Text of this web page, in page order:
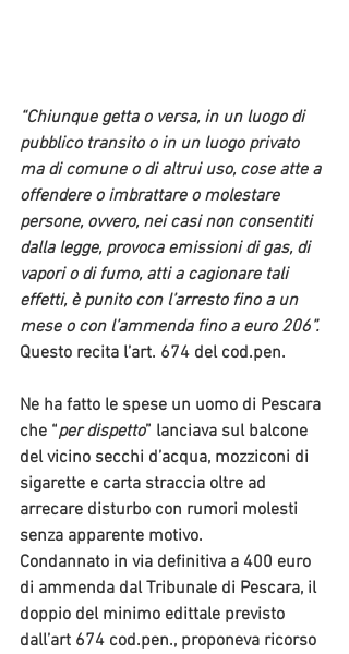
“Chiunque getta o versa, in un luogo di
pubblico transito o in un luogo privato
ma di comune o di altrui uso, cose atte a
offendere o imbrattare o molestare
persone, ovvero, nei casi non consentiti
dalla legge, provoca emissioni di gas, di
vapori o di fumo, atti a cagionare tali
effetti, è punito con l’arresto fino a un
mese o con l’ammenda fino a euro 206”.
Questo recita l’art. 674 del cod.pen.
Ne ha fatto le spese un uomo di Pescara
che “per dispetto” lanciava sul balcone
del vicino secchi d’acqua, mozziconi di
sigarette e carta straccia oltre ad
arrecare disturbo con rumori molesti
senza apparente motivo.
Condannato in via definitiva a 400 euro
di ammenda dal Tribunale di Pescara, il
doppio del minimo edittale previsto
dall’art 674 cod.pen., proponeva ricorso